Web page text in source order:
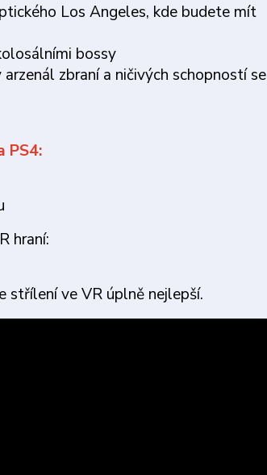
Los Angeles, kde budete mít
bossy
zbraní a ničivých schopností se
PS4:
hraní:
střílení ve VR úplně nejlepší.